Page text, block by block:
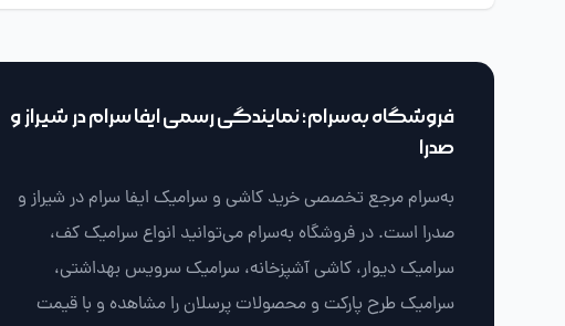
فروشگاه به‌سرام؛ نمایندگی رسمی ایفا سرام در شیراز و
صدرا
به‌سرام مرجع تخصصی خرید کاشی و سرامیک ایفا سرام در شیراز و
صدرا است. در فروشگاه به‌سرام می‌توانید انواع سرامیک کف،
سرامیک دیوار، کاشی آشپزخانه، سرامیک سرویس بهداشتی،
سرامیک طرح پارکت و محصولات پرسلان را مشاهده و با قیمت